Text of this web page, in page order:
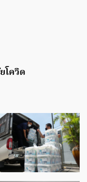
โควิด